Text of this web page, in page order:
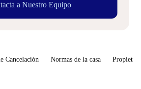
a Nuestro Equipo
Cancelación Normas de la casa